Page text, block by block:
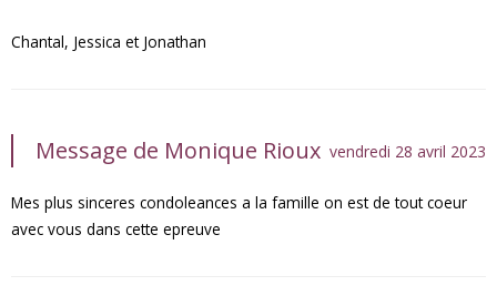
Chantal, Jessica et Jonathan
Message de Monique Rioux vendredi 28 avril 2023
Mes plus sinceres condoleances a la famille on est de tout coeur
avec vous dans cette epreuve